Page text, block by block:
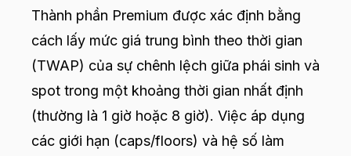
Thành phần Premium được xác định bằng
cách lấy mức giá trung bình theo thời gian
(TWAP) của sự chênh lệch giữa phái sinh và
spot trong một khoảng thời gian nhất định
(thường là 1 giờ hoặc 8 giờ). Việc áp dụng
các giới hạn (caps/floors) và hệ số làm